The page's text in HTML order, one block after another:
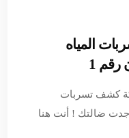
المياه
1
كشف تسربات
وجدت ضالتك ! أنت هنا